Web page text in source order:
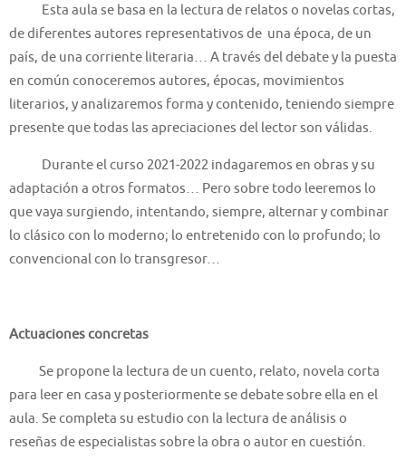
Esta aula se basa en la lectura de relatos o novelas cortas,
de diferentes autores representativos de una época, de un
país, de una corriente literaria… A través del debate y la puesta
en común conoceremos autores, épocas, movimientos
literarios, y analizaremos forma y contenido, teniendo siempre
presente que todas las apreciaciones del lector son válidas.
Durante el curso 2021-2022 indagaremos en obras y su
adaptación a otros formatos… Pero sobre todo leeremos lo
que vaya surgiendo, intentando, siempre, alternar y combinar
lo clásico con lo moderno; lo entretenido con lo profundo; lo
convencional con lo transgresor…
Actuaciones concretas
Se propone la lectura de un cuento, relato, novela corta
para leer en casa y posteriormente se debate sobre ella en el
aula. Se completa su estudio con la lectura de análisis o
reseñas de especialistas sobre la obra o autor en cuestión.